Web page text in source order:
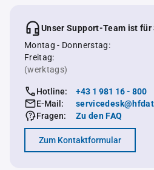
Unser Support-Team ist für
Montag - Donnerstag:
Freitag:
(werktags)
Hotline:
+43 1 981 16 - 800
E-Mail:
Fragen:
Zu den FAQ
Zum Kontaktformular